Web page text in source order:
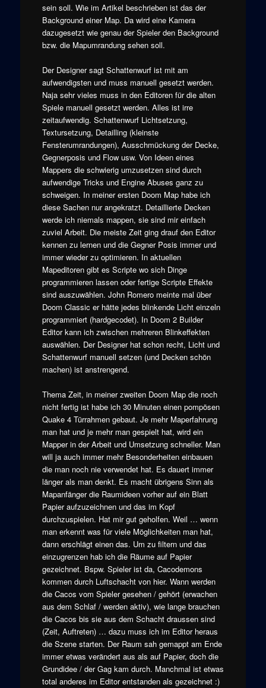
sein soll. Wie im Artikel beschrieben ist das der
Background einer Map. Da wird eine Kamera
dazugesetzt wie genau der Spieler den Background
bzw. die Mapumrandung sehen soll.
Der Designer sagt Schattenwurf ist mit am
aufwendigsten und muss manuell gesetzt werden.
Naja sehr vieles muss in den Editoren für die alten
Spiele manuell gesetzt werden. Alles ist irre
zeitaufwendig. Schattenwurf Lichtsetzung,
Textursetzung, Detailling (kleinste
Fensterumrandungen), Ausschmückung der Decke,
Gegnerposis und Flow usw. Von Ideen eines
Mappers die schwierig umzusetzen sind durch
aufwendige Tricks und Engine Abuses ganz zu
schweigen. In meiner ersten Doom Map habe ich
diese Sachen nur angekratzt. Detaillierte Decken
werde ich niemals mappen, sie sind mir einfach
zuviel Arbeit. Die meiste Zeit ging drauf den Editor
kennen zu lernen und die Gegner Posis immer und
immer wieder zu optimieren. In aktuellen
Mapeditoren gibt es Scripte wo sich Dinge
programmieren lassen oder fertige Scripte Effekte
sind auszuwählen. John Romero meinte mal über
Doom Classic er hätte jedes blinkende Licht einzeln
programmiert (hardgecodet). In Doom 2 Builder
Editor kann ich zwischen mehreren Blinkeffekten
auswählen. Der Designer hat schon recht, Licht und
Schattenwurf manuell setzen (und Decken schön
machen) ist anstrengend.
Thema Zeit, in meiner zweiten Doom Map die noch
nicht fertig ist habe ich 30 Minuten einen pompösen
Quake 4 Türrahmen gebaut. Je mehr Maperfahrung
man hat und je mehr man gespielt hat, wird ein
Mapper in der Arbeit und Umsetzung schneller. Man
will ja auch immer mehr Besonderheiten einbauen
die man noch nie verwendet hat. Es dauert immer
länger als man denkt. Es macht übrigens Sinn als
Mapanfänger die Raumideen vorher auf ein Blatt
Papier aufzuzeichnen und das im Kopf
durchzuspielen. Hat mir gut geholfen. Weil … wenn
man erkennt was für viele Möglichkeiten man hat,
dann erschlägt einen das. Um zu filtern und das
einzugrenzen hab ich die Räume auf Papier
gezeichnet. Bspw. Spieler ist da, Cacodemons
kommen durch Luftschacht von hier. Wann werden
die Cacos vom Spieler gesehen / gehört (erwachen
aus dem Schlaf / werden aktiv), wie lange brauchen
die Cacos bis sie aus dem Schacht draussen sind
(Zeit, Auftreten) … dazu muss ich im Editor heraus
die Szene starten. Der Raum sah gemappt am Ende
immer etwas verändert aus als auf Papier, doch die
Grundidee / der Gag kam durch. Manchmal ist etwas
total anderes im Editor entstanden als gezeichnet :)